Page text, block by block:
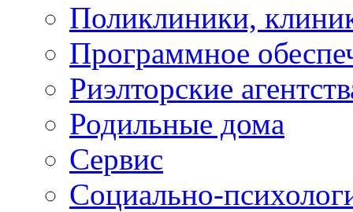
Поликлиники,
Программное
Риэлторские
Родильные дома
Сервис
Социально-